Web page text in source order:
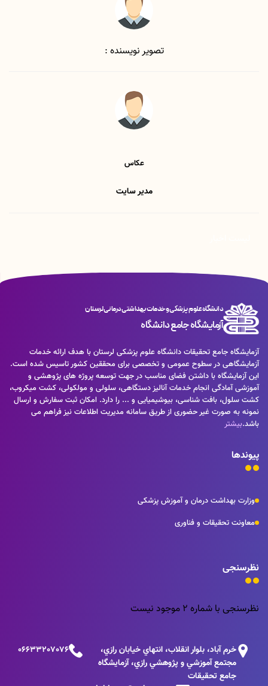
تصویر نویسنده :
عکاس
مدیر سایت
دانشگاه علوم پزشکی و خدمات بهداشتی درمانی لرستان
آزمایشگاه جامع دانشگاه
آزمایشگاه جامع تحقیقات دانشگاه علوم پزشکی لرستان با هدف ارائه خدمات
آزمایشگاهی در سطوح عمومی و تخصصی برای محققین کشور تاسیس شده است.
این آزمایشگاه با داشتن فضای مناسب در جهت توسعه پروژه های پژوهشی و
آموزشی آمادگی انجام خدمات آنالیز دستگاهی، سلولی و مولکولی، کشت میکروب،
کشت سلول، بافت شناسی، بیوشیمیایی و ... را دارد. امکان ثبت سفارش و ارسال
نمونه به صورت غیر حضوری از طریق سامانه مدیریت اطلاعات نیز فراهم می
باشد.بیشتر
پیوندها
وزارت بهداشت درمان و آموزش پزشکی
معاونت تحقیقات و فناوری
نظرسنجی
نظرسنجی با شماره 2 موجود نیست
خرم آباد، بلوار انقلاب، انتهاي خيابان رازي،
مجتمع آموزشي و پژوهشي رازي، آزمايشگاه
جامع تحقيقات
06633207076